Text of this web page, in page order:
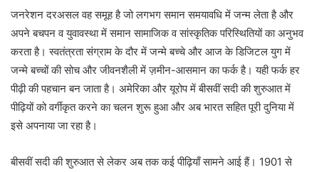
जनरेशन दरअसल वह समूह है जो लगभग समान समयावधि में जन्म लेता है और
अपने बचपन व युवावस्था में समान सामाजिक व सांस्कृतिक परिस्थितियों का अनुभव
करता है। स्वतंत्रता संग्राम के दौर में जन्मे बच्चे और आज के डिजिटल युग में
जन्मे बच्चों की सोच और जीवनशैली में ज़मीन-आसमान का फर्क है। यही फर्क हर
पीढ़ी की पहचान बन जाता है। अमेरिका और यूरोप में बीसवीं सदी की शुरुआत में
पीढ़ियों को वर्गीकृत करने का चलन शुरू हुआ और अब भारत सहित पूरी दुनिया में
इसे अपनाया जा रहा है।
बीसवीं सदी की शुरुआत से लेकर अब तक कई पीढ़ियाँ सामने आई हैं। 1901 से